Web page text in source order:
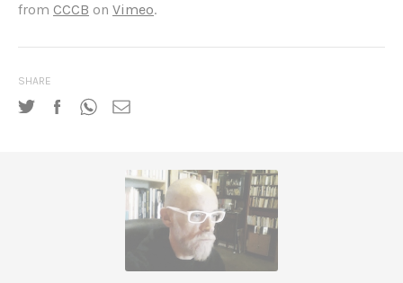
from CCCB on Vimeo.
SHARE